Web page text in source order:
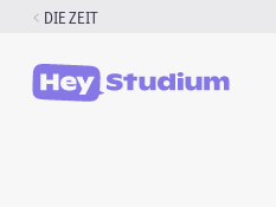
Zum
springen
DIE ZEIT